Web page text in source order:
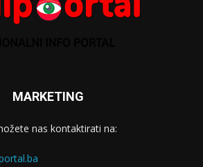
MARKETING
nas kontaktirati na: